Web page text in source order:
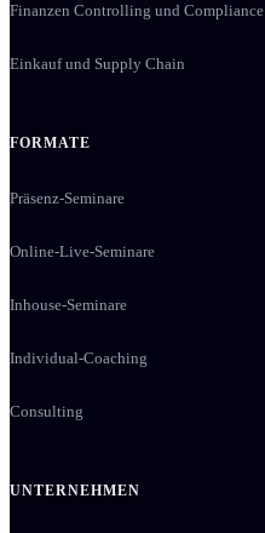
Finanzen Controlling und Compliance
Einkauf und Supply Chain
FORMATE
Präsenz-Seminare
Online-Live-Seminare
Inhouse-Seminare
Individual-Coaching
Consulting
UNTERNEHMEN